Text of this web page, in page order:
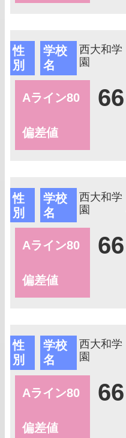
性
別
学校
名
西大和学
園
Aライン80
偏差値
66
性
別
学校
名
西大和学
園
Aライン80
偏差値
66
性
別
学校
名
西大和学
園
Aライン80
偏差値
66